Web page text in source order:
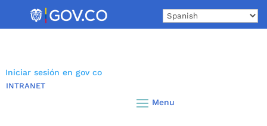
Iniciar sesión en gov co
INTRANET